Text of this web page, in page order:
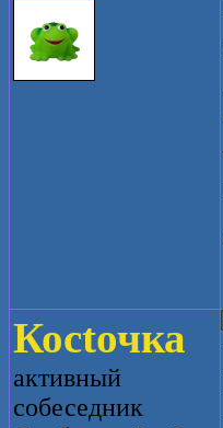
Косtочка
активный
собеседник